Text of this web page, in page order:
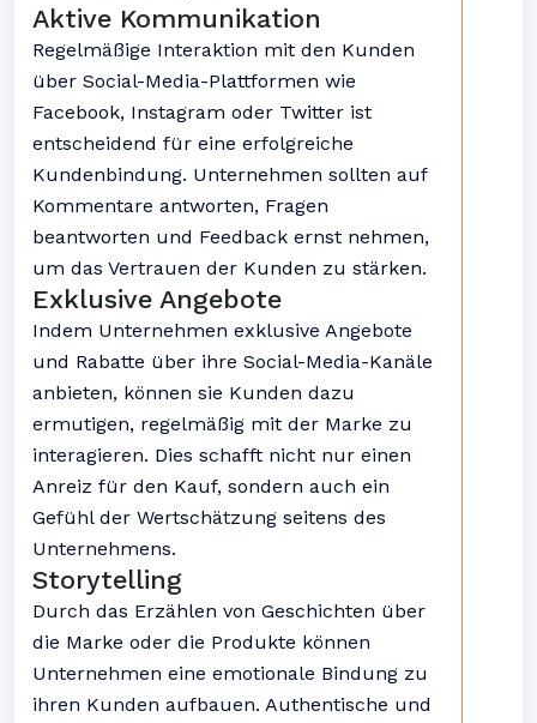
Aktive Kommunikation
Regelmäßige Interaktion mit den Kunden
über Social-Media-Plattformen wie
Facebook, Instagram oder Twitter ist
entscheidend für eine erfolgreiche
Kundenbindung. Unternehmen sollten auf
Kommentare antworten, Fragen
beantworten und Feedback ernst nehmen,
um das Vertrauen der Kunden zu stärken.
Exklusive Angebote
Indem Unternehmen exklusive Angebote
und Rabatte über ihre Social-Media-Kanäle
anbieten, können sie Kunden dazu
ermutigen, regelmäßig mit der Marke zu
interagieren. Dies schafft nicht nur einen
Anreiz für den Kauf, sondern auch ein
Gefühl der Wertschätzung seitens des
Unternehmens.
Storytelling
Durch das Erzählen von Geschichten über
die Marke oder die Produkte können
Unternehmen eine emotionale Bindung zu
ihren Kunden aufbauen. Authentische und